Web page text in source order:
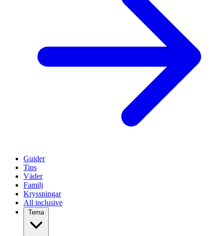
Guider
Tips
Väder
Familj
Kryssningar
All inclusive
Tema